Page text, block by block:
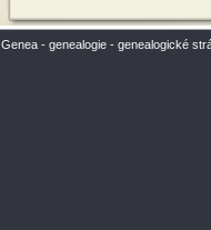
Genea - genealogie - genealogické